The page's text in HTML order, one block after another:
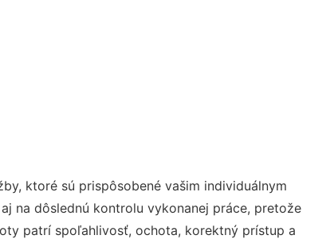
ktoré sú prispôsobené vašim individuálnym
na dôslednú kontrolu vykonanej práce, pretože
patrí spoľahlivosť, ochota, korektný prístup a